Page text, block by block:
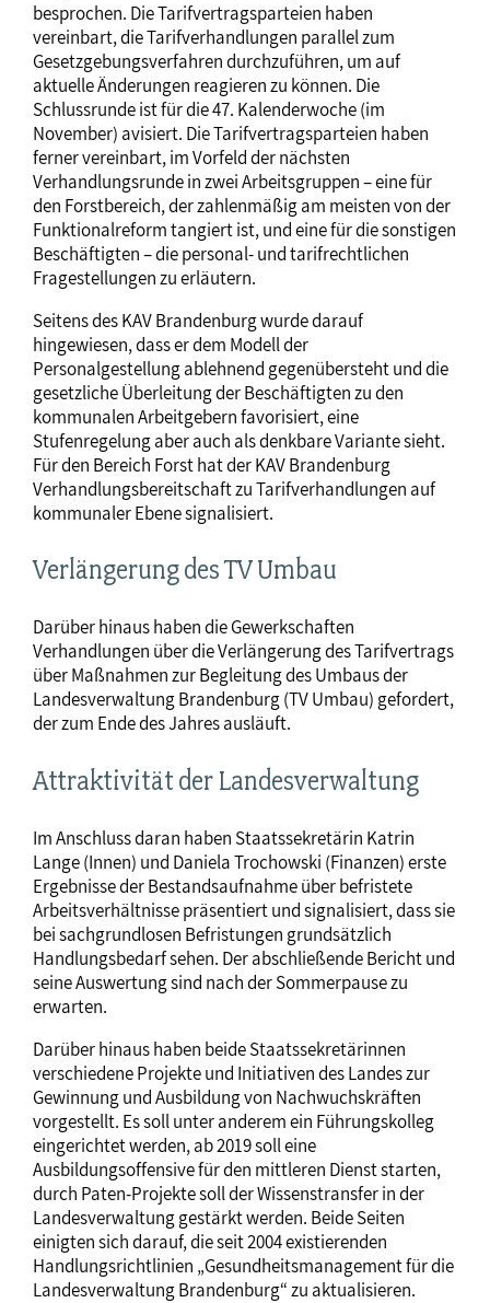
besprochen. Die Tarifvertragsparteien haben
vereinbart, die Tarifverhandlungen parallel zum
Gesetzgebungsverfahren durchzuführen, um auf
aktuelle Änderungen reagieren zu können. Die
Schlussrunde ist für die 47. Kalenderwoche (im
November) avisiert. Die Tarifvertragsparteien haben
ferner vereinbart, im Vorfeld der nächsten
Verhandlungsrunde in zwei Arbeitsgruppen – eine für
den Forstbereich, der zahlenmäßig am meisten von der
Funktionalreform tangiert ist, und eine für die sonstigen
Beschäftigten – die personal- und tarifrechtlichen
Fragestellungen zu erläutern.
Seitens des KAV Brandenburg wurde darauf
hingewiesen, dass er dem Modell der
Personalgestellung ablehnend gegenübersteht und die
gesetzliche Überleitung der Beschäftigten zu den
kommunalen Arbeitgebern favorisiert, eine
Stufenregelung aber auch als denkbare Variante sieht.
Für den Bereich Forst hat der KAV Brandenburg
Verhandlungsbereitschaft zu Tarifverhandlungen auf
kommunaler Ebene signalisiert.
Verlängerung des TV Umbau
Darüber hinaus haben die Gewerkschaften
Verhandlungen über die Verlängerung des Tarifvertrags
über Maßnahmen zur Begleitung des Umbaus der
Landesverwaltung Brandenburg (TV Umbau) gefordert,
der zum Ende des Jahres ausläuft.
Attraktivität der Landesverwaltung
Im Anschluss daran haben Staatssekretärin Katrin
Lange (Innen) und Daniela Trochowski (Finanzen) erste
Ergebnisse der Bestandsaufnahme über befristete
Arbeitsverhältnisse präsentiert und signalisiert, dass sie
bei sachgrundlosen Befristungen grundsätzlich
Handlungsbedarf sehen. Der abschließende Bericht und
seine Auswertung sind nach der Sommerpause zu
erwarten.
Darüber hinaus haben beide Staatssekretärinnen
verschiedene Projekte und Initiativen des Landes zur
Gewinnung und Ausbildung von Nachwuchskräften
vorgestellt. Es soll unter anderem ein Führungskolleg
eingerichtet werden, ab 2019 soll eine
Ausbildungsoffensive für den mittleren Dienst starten,
durch Paten-Projekte soll der Wissenstransfer in der
Landesverwaltung gestärkt werden. Beide Seiten
einigten sich darauf, die seit 2004 existierenden
Handlungsrichtlinien „Gesundheitsmanagement für die
Landesverwaltung Brandenburg“ zu aktualisieren.